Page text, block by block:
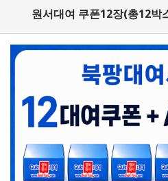
원서대여 쿠폰12장(총12박